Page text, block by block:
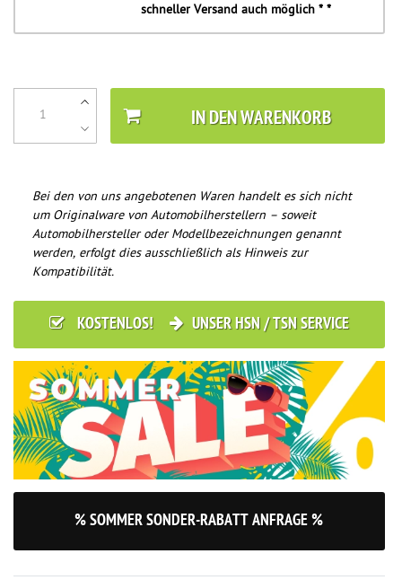
schneller Versand auch möglich * *
IN DEN WARENKORB
Bei den von uns angebotenen Waren handelt es sich nicht
um Originalware von Automobilherstellern – soweit
Automobilhersteller oder Modellbezeichnungen genannt
werden, erfolgt dies ausschließlich als Hinweis zur
Kompatibilität.
KOSTENLOS! UNSER HSN / TSN SERVICE
% SOMMER SONDER-RABATT ANFRAGE %